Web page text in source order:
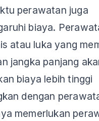
perawatan juga
biaya.
atau luka yang
jangka panjang
biaya lebih tinggi
dengan
memerlukan